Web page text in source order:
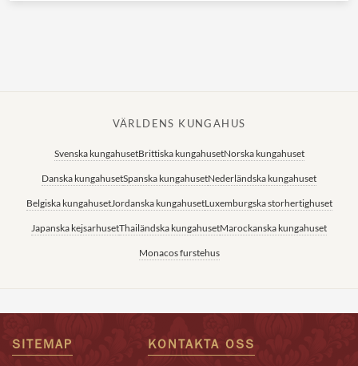
VÄRLDENS KUNGAHUS
Svenska kungahusetBrittiska kungahusetNorska kungahuset
Danska kungahusetSpanska kungahusetNederländska kungahuset
Belgiska kungahusetJordanska kungahusetLuxemburgska storhertighuset
Japanska kejsarhusetThailändska kungahusetMarockanska kungahuset
Monacos furstehus
SITEMAP KONTAKTA OSS